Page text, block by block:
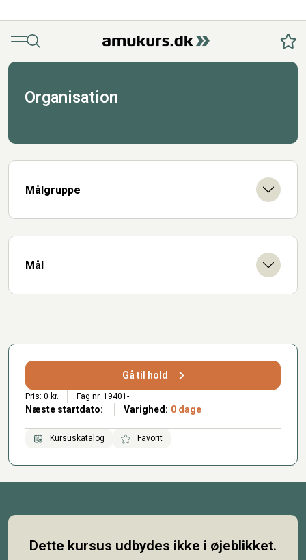
MenuSøg
Organisation
Målgruppe
Mål
Gå til hold
Pris: 0 kr. Fag nr. 19401-
Næste startdato: Varighed: 0 dage
Kursuskatalog Favorit
Dette kursus udbydes ikke i øjeblikket.